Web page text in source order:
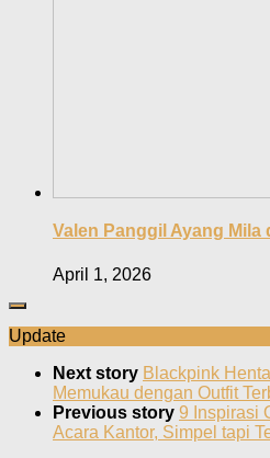
Valen Panggil Ayang
April 1, 2026
Update
Next story Blackpink
Memukau dengan Outfit
Previous story 9 Inspirasi
Acara Kantor, Simpel tapi